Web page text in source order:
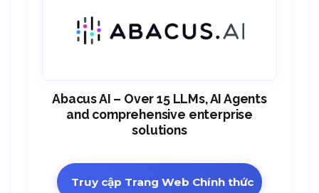
Abacus AI – Over 15 LLMs, AI Agents
and comprehensive enterprise
solutions
Truy cập Trang Web Chính thức